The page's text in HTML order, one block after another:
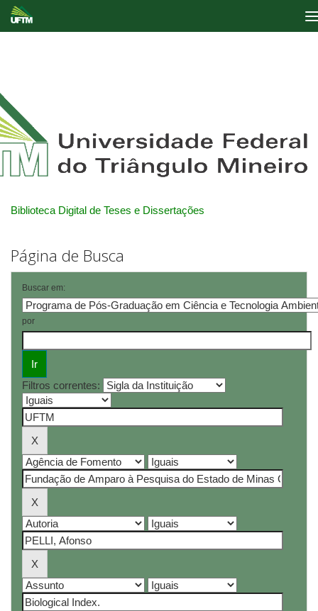
Biblioteca Digital de Teses e Dissertações
Página de Busca
Buscar em:
por
Filtros correntes: